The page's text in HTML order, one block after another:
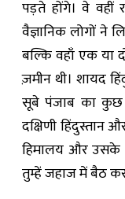
पड़ते होंगे। वे वहीं
वैज्ञानिक लोगों ने
बल्कि वहाँ एक या
ज़मीन थी। शायद
सूबे पंजाब का कुछ
दक्षिणी हिंदुस्तान
हिमालय और उसके
तुम्हें जहाज में बैठ